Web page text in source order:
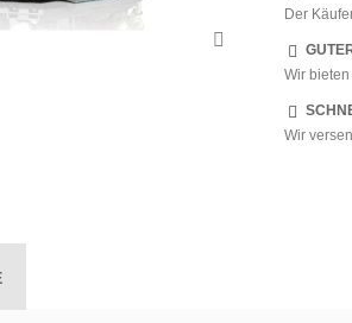
Der
Wir
Wir